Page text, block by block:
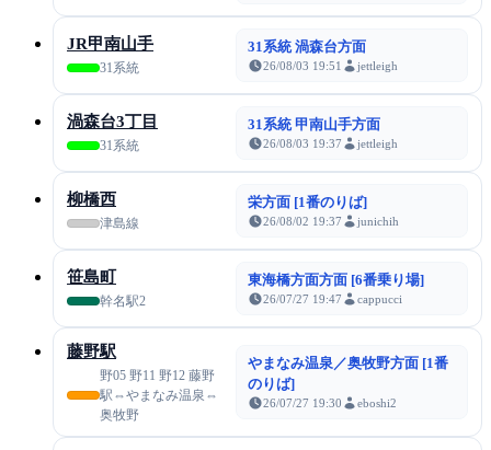
JR甲南山手
31系統
31系統 渦森台方面
26/08/03 19:51 jettleigh
渦森台3丁目
31系統
31系統 甲南山手方面
26/08/03 19:37 jettleigh
柳橋西
津島線
栄方面 [1番のりば]
26/08/02 19:37 junichih
笹島町
幹名駅2
東海橋方面方面 [6番乗り場]
26/07/27 19:47 cappucci
藤野駅
野05 野11 野12 藤野
駅⇔やまなみ温泉⇔
奥牧野
やまなみ温泉／奥牧野方面 [1番
のりば]
26/07/27 19:30 eboshi2